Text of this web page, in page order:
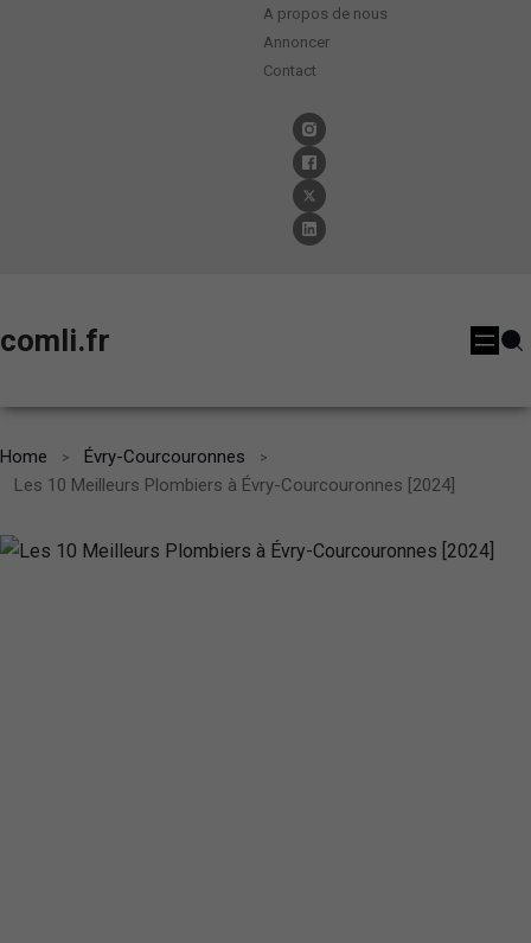
A propos de nous
Annoncer
Contact
comli.fr
Home
Évry-Courcouronnes
Les 10 Meilleurs Plombiers à Évry-Courcouronnes [2024]